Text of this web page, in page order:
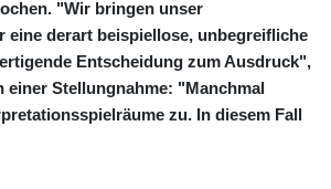
"Wir bringen unser
eine derart beispiellose, unbegreifliche
Entscheidung zum Ausdruck",
einer Stellungnahme: "Manchmal
zu. In diesem Fall